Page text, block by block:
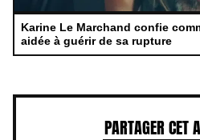
Karine Le Marchand confie
aidée à guérir de sa rupture
PARTAGER CET